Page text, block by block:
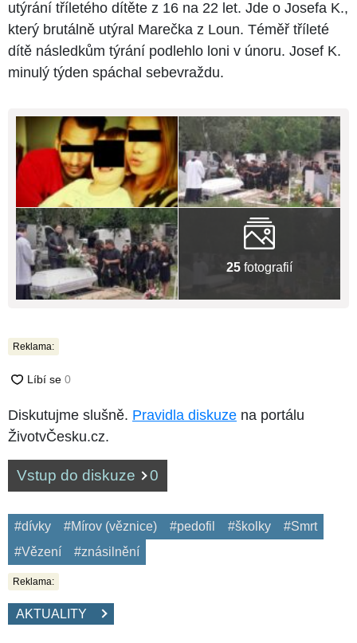
utýrání tříletého dítěte z 16 na 22 let. Jde o Josefa K.,
který brutálně utýral Marečka z Loun. Téměř tříleté
dítě následkům týrání podlehlo loni v únoru. Josef K.
minulý týden spáchal sebevraždu.
25 fotografií
Reklama:
Diskutujme slušně. Pravidla diskuze na portálu
ŽivotvČesku.cz.
Vstup do diskuze 0
#dívky #Mírov (věznice) #pedofil #školky
#Smrt
#Vězení
#znásilnění
Reklama:
AKTUALITY